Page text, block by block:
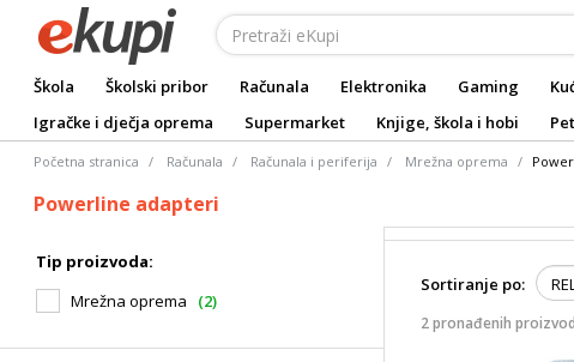
Škola Školski pribor Računala Elektronika Gaming
Igračke i dječja oprema
Supermarket Knjige, škola i hobi
Početna stranica Računala Računala i periferija Mrežna oprema
Powerline adapteri
Tip proizvoda:
Mrežna oprema
(2)
Sortiranje po:
2 pronađenih